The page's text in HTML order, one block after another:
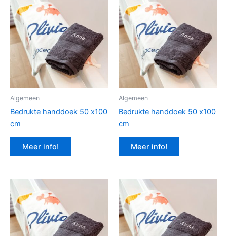
Algemeen
Bedrukte handdoek 50 x100
cm
Meer info!
Algemeen
Bedrukte handdoek 50 x100
cm
Meer info!